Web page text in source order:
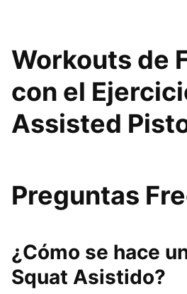
Workouts de
con el
Assisted
Preguntas
¿Cómo se hace
Squat Asistido?